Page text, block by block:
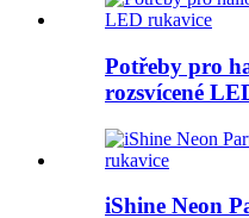
Potřeby pro
rozsvícené
iShine Neon